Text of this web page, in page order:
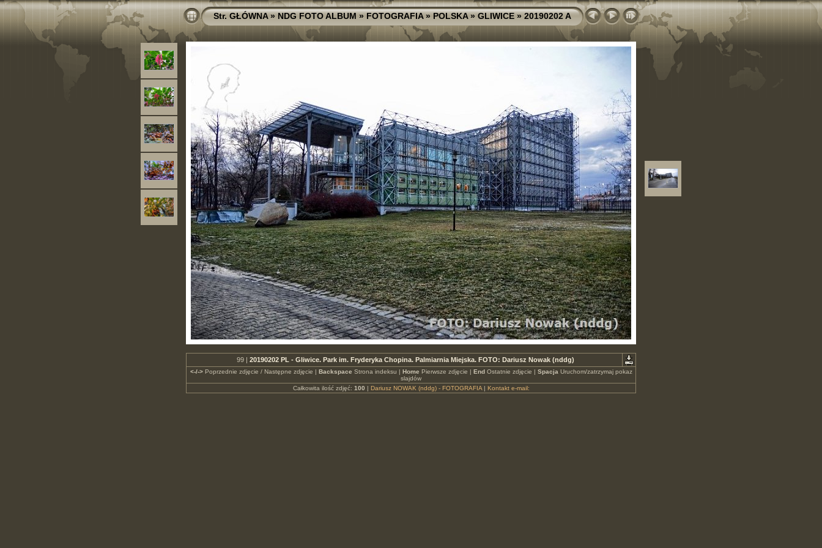
Str. GŁÓWNA»NDG FOTO ALBUM»FOTOGRAFIA»POLSKA»GLIWICE»20190202 A
99 | 20190202 PL - Gliwice. Park im. Fryderyka Chopina. Palmiarnia Miejska. FOTO: Dariusz Nowak (nddg)
<-/->Poprzednie zdjęcie / Następne zdjęcie | Backspace Strona indeksu | Home Pierwsze zdjęcie | EndOstatnie zdjęcie | Spacja Uruchom/zatrzymaj pokaz
slajdów
Całkowita ilość zdjęć: 100 | Dariusz NOWAK (nddg) - FOTOGRAFIA| Kontakt e-mail: